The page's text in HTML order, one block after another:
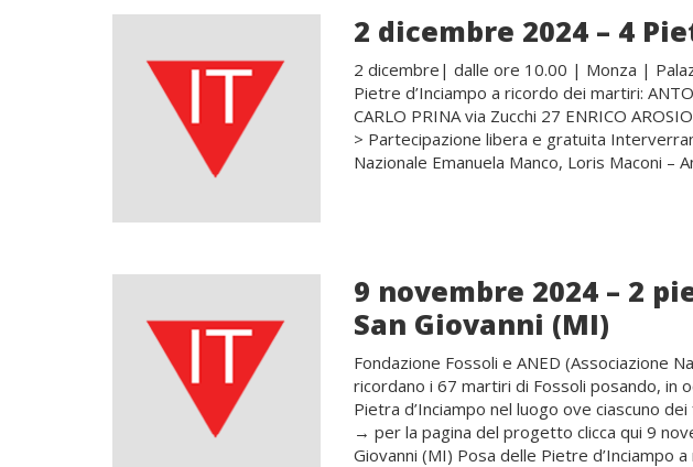
2 dicembre 2024 – 4
2 dicembre| dalle ore 10.00 | Monza |
Pietre d’Inciampo a ricordo dei martiri:
CARLO PRINA via Zucchi 27 ENRICO
> Partecipazione libera e gratuita
Nazionale Emanuela Manco, Loris Maconi –
9 novembre 2024 – 2
San Giovanni (MI)
Fondazione Fossoli e ANED (Associazione
ricordano i 67 martiri di Fossoli posando, in
Pietra d’Inciampo nel luogo ove ciascuno
→ per la pagina del progetto clicca qui 9
Giovanni (MI) Posa delle Pietre d’Inciampo